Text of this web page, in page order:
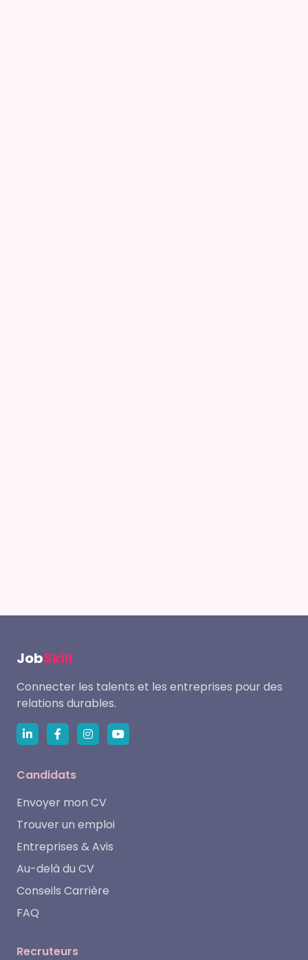
JobSkill
Connecter les talents et les entreprises pour des
relations durables.
Candidats
Envoyer mon CV
Trouver un emploi
Entreprises & Avis
Au-delà du CV
Conseils Carrière
FAQ
Recruteurs